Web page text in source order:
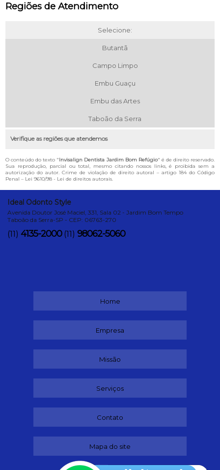
Regiões de Atendimento
Selecione:
Butantã
Campo Limpo
Embu Guaçu
Embu das Artes
Taboão da Serra
Verifique as regiões que atendemos
O conteúdo do texto "Invisalign Dentista Jardim Bom Refúgio" é de direito reservado.
Sua reprodução, parcial ou total, mesmo citando nossos links, é proibida sem a
autorização do autor. Crime de violação de direito autoral – artigo 184 do Código
Penal – Lei 9610/98 - Lei de direitos autorais.
Ideal Odonto Style
Avenida Doutor José Maciel, 331, Sala 02 - Jardim Bom Tempo
Taboão da Serra-SP - CEP: 06763-270
(11) 4135-2000 (11) 98062-5060
Home
Empresa
Missão
Serviços
Contato
Mapa do site